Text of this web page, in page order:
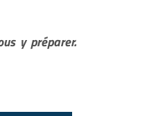
y préparer.